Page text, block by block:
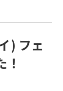
) フェ